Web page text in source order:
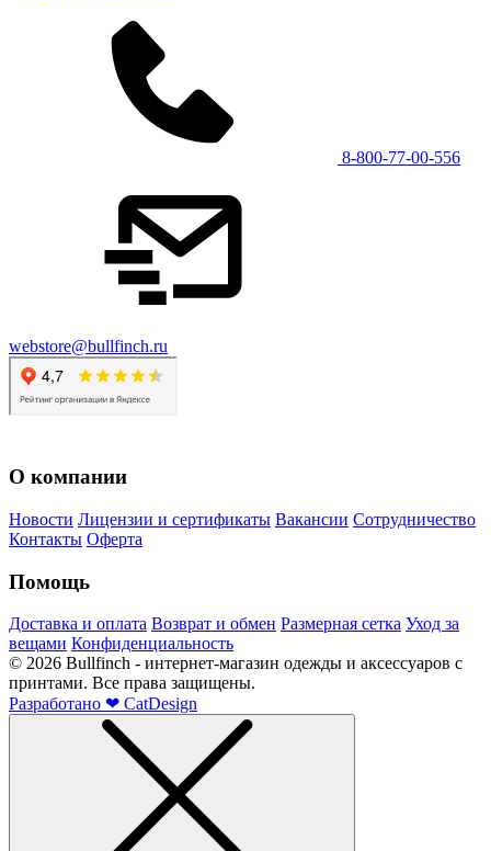
8-800-77-00-556
webstore@bullfinch.ru
О компании
Новости Лицензии и сертификаты Вакансии Сотрудничество
Контакты Оферта
Помощь
Доставка и оплата Возврат и обмен Размерная сетка Уход за
вещами Конфиденциальность
© 2026 Bullfinch - интернет-магазин одежды и аксессуаров с
принтами. Все права защищены.
Разработано ❤ CatDesign